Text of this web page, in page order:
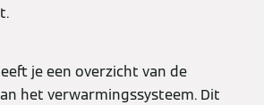
je een overzicht van de
het verwarmingssysteem. Dit